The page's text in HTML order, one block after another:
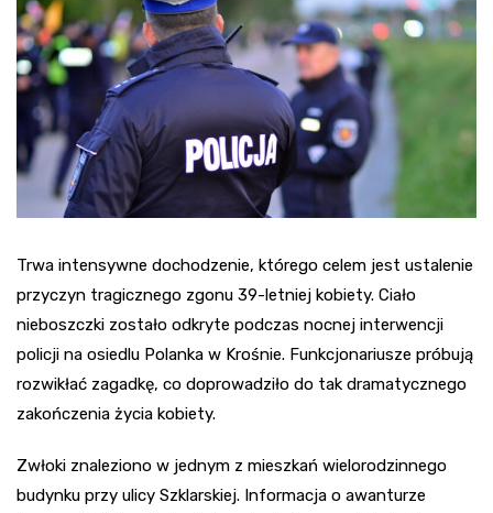
Trwa intensywne dochodzenie, którego celem jest ustalenie
przyczyn tragicznego zgonu 39-letniej kobiety. Ciało
nieboszczki zostało odkryte podczas nocnej interwencji
policji na osiedlu Polanka w Krośnie. Funkcjonariusze próbują
rozwikłać zagadkę, co doprowadziło do tak dramatycznego
zakończenia życia kobiety.
Zwłoki znaleziono w jednym z mieszkań wielorodzinnego
budynku przy ulicy Szklarskiej. Informacja o awanturze